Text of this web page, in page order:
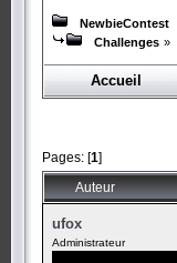
NewbieContest
Challenges »
Accueil
Pages: [1]
Auteur
ufox
Administrateur